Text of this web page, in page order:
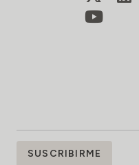
SUSCRÍBETE
SUSCRIBIRME